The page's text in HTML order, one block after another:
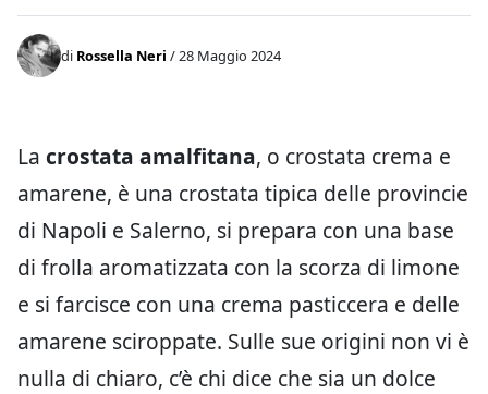
di Rossella Neri / 28 Maggio 2024
La crostata amalfitana, o crostata crema e
amarene, è una crostata tipica delle provincie
di Napoli e Salerno, si prepara con una base
di frolla aromatizzata con la scorza di limone
e si farcisce con una crema pasticcera e delle
amarene sciroppate. Sulle sue origini non vi è
nulla di chiaro, c’è chi dice che sia un dolce